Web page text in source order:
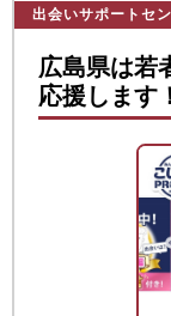
出会いサポートセ
広島県は若
応援します！